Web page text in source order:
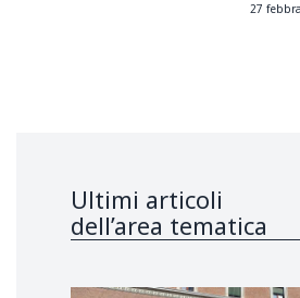
27
Ultimi articoli
dell’area tematica